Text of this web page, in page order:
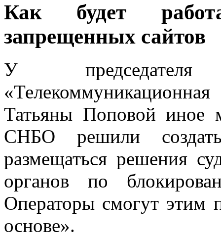
Как будет
запрещенных сайтов
У
Татьяны Поповой иное
СНБО решили
размещаться решения
органов по
Операторы смогут этим
основе».